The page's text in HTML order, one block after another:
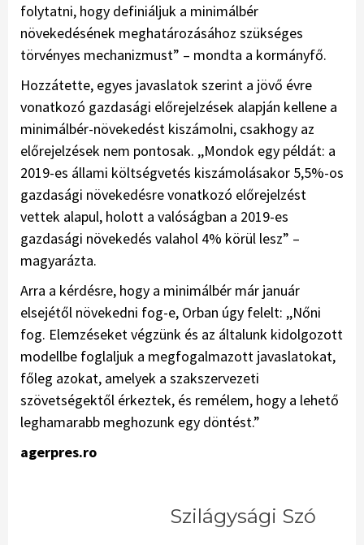
folytatni, hogy definiáljuk a minimálbér
növekedésének meghatározásához szükséges
törvényes mechanizmust” – mondta a kormányfő.
Hozzátette, egyes javaslatok szerint a jövő évre
vonatkozó gazdasági előrejelzések alapján kellene a
minimálbér-növekedést kiszámolni, csakhogy az
előrejelzések nem pontosak. ,,Mondok egy példát: a
2019-es állami költségvetés kiszámolásakor 5,5%-os
gazdasági növekedésre vonatkozó előrejelzést
vettek alapul, holott a valóságban a 2019-es
gazdasági növekedés valahol 4% körül lesz” –
magyarázta.
Arra a kérdésre, hogy a minimálbér már január
elsejétől növekedni fog-e, Orban úgy felelt: ,,Nőni
fog. Elemzéseket végzünk és az általunk kidolgozott
modellbe foglaljuk a megfogalmazott javaslatokat,
főleg azokat, amelyek a szakszervezeti
szövetségektől érkeztek, és remélem, hogy a lehető
leghamarabb meghozunk egy döntést.”
agerpres.ro
Szilágysági Szó